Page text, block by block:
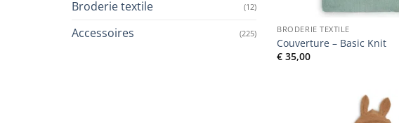
Broderie textile (12)
Accessoires (225) BRODERIE TEXTILE
Couverture – Basic Knit
€ 35,00